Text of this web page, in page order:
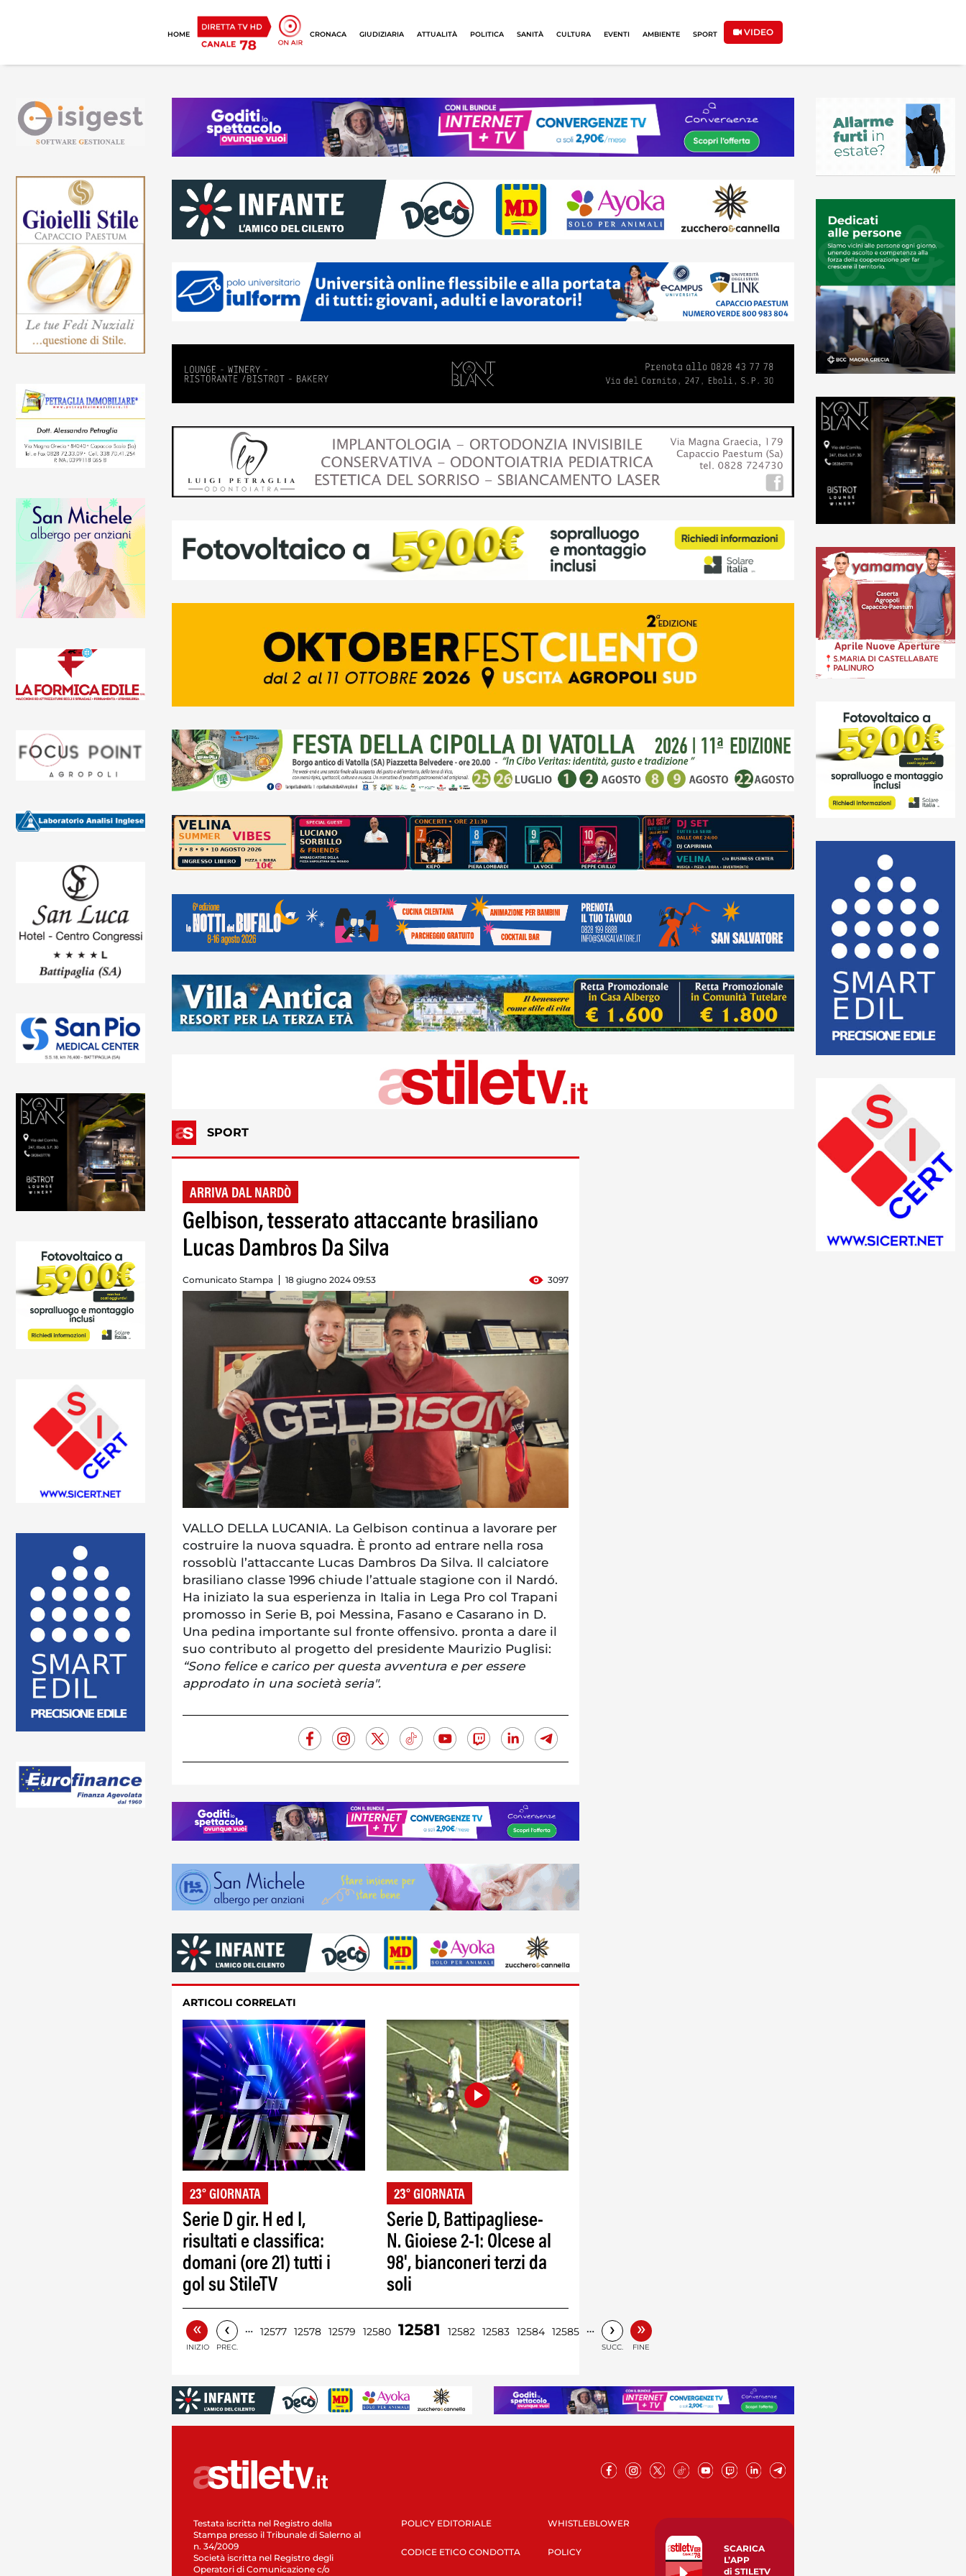
HOME CRONACA GIUDIZIARIA ATTUALITÀ POLITICA SANITÀ CULTURA EVENTI AMBIENTE SPORT VIDEO
SPORT
ARRIVA DAL NARDÒ
Gelbison, tesserato attaccante brasiliano
Lucas Dambros Da Silva
Comunicato Stampa 18 giugno 2024 09:53 3097
VALLO DELLA LUCANIA. La Gelbison continua a lavorare per
costruire la nuova squadra. È pronto ad entrare nella rosa
rossoblù l’attaccante Lucas Dambros Da Silva. Il calciatore
brasiliano classe 1996 chiude l’attuale stagione con il Nardó.
Ha iniziato la sua esperienza in Italia in Lega Pro col Trapani
promosso in Serie B, poi Messina, Fasano e Casarano in D.
Una pedina importante sul fronte offensivo. pronta a dare il
suo contributo al progetto del presidente Maurizio Puglisi:
“Sono felice e carico per questa avventura e per essere
approdato in una società seria".
ARTICOLI CORRELATI
23° GIORNATA
Serie D gir. H ed I,
risultati e classifica:
domani (ore 21) tutti i
gol su StileTV
23° GIORNATA
Serie D, Battipagliese-
N. Gioiese 2-1: Olcese al
98', bianconeri terzi da
soli
«
INIZIO
‹
PREC.
… 12577 12578 12579 12580 12581 12582 12583 12584 12585 … ›
SUCC.
»
FINE
Testata iscritta nel Registro della
Stampa presso il Tribunale di Salerno al
n. 34/2009
Società iscritta nel Registro degli
Operatori di Comunicazione c/o
POLICY EDITORIALE
CODICE ETICO CONDOTTA
WHISTLEBLOWER
POLICY
SCARICA
L’APP
di STILETV